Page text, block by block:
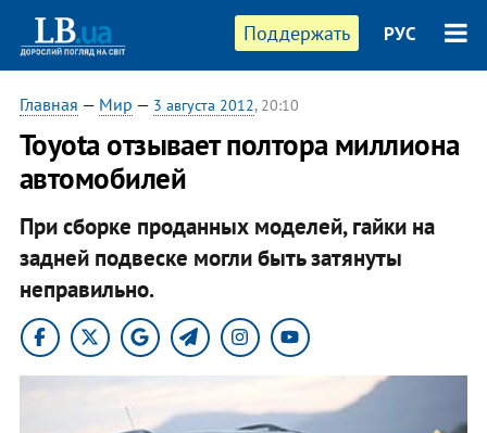
Поддержать РУС
Главная — Мир — 3 августа 2012, 20:10
Toyota отзывает полтора миллиона
автомобилей
При сборке проданных моделей, гайки на
задней подвеске могли быть затянуты
неправильно.